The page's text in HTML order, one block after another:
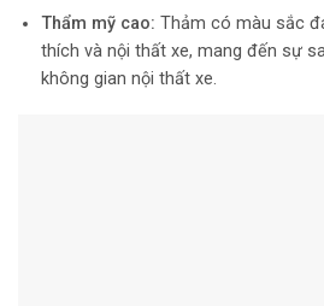
Thẩm mỹ cao: Thảm có màu sắc
thích và nội thất xe, mang đến sự
không gian nội thất xe.